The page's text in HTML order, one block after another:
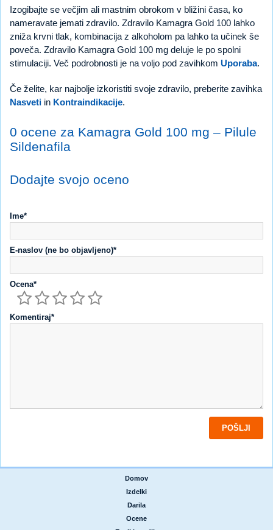
Izogibajte se večjim ali mastnim obrokom v bližini časa, ko
nameravate jemati zdravilo. Zdravilo Kamagra Gold 100 lahko
zniža krvni tlak, kombinacija z alkoholom pa lahko ta učinek še
poveča. Zdravilo Kamagra Gold 100 mg deluje le po spolni
stimulaciji. Več podrobnosti je na voljo pod zavihkom Uporaba.
Če želite, kar najbolje izkoristiti svoje zdravilo, preberite zavihka
Nasveti in Kontraindikacije.
0 ocene za Kamagra Gold 100 mg – Pilule
Sildenafila
Dodajte svojo oceno
Ime*
E-naslov (ne bo objavljeno)*
Ocena*
Komentiraj*
Domov
Izdelki
Darila
Ocene